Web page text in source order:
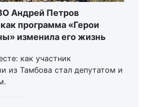
Андрей Петров
программа «Герои
изменила его жизнь
как участник
из Тамбова стал депутатом и